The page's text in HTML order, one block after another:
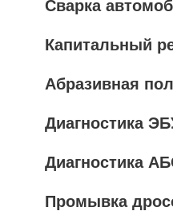
Сварка
Капитальный
Абразивная
Диагностика
Диагностика
Промывка